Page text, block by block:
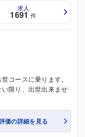
求人
1691 件
コースに乗ります。
限り、出世出来ませ
価の詳細を見る